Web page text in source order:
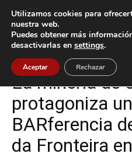
Inicio Cultura / Ocio
Cultura / Ocio Tomiño
La minería de
protagoniza
BARferencia
da Fronteira
Utilizamos cookies para
nuestra web.
Puedes obtener más
desactivarlas en settings.
Aceptar Rechazar